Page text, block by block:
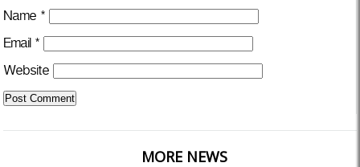
Name *
Email *
Website
MORE NEWS